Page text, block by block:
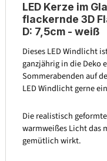
LED Kerze im
flackernde 3D
D: 7,5cm - weiß
Dieses LED Windlicht
ganzjährig in die Deko
Sommerabenden auf
LED Windlicht gerne
Die realistisch
warmweißes Licht das
gemütlich wirkt.